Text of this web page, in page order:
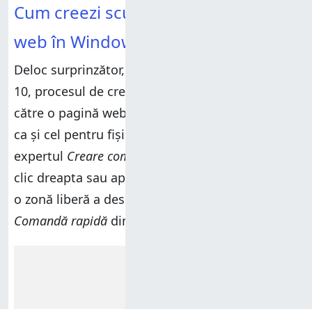
Cum creezi scurtături către pagini
web în Windows
Deloc surprinzător, în Windows 11 și Windows
10, procesul de creare a unei comenzi rapide
către o pagină web începe exact în același mod
ca și cel pentru fișiere și foldere. Deschide
expertul Creare comandă rapidă
clic dreapta sau apăsând și menținând apăsată
o zonă liberă a desktopului, apoi alegând
Comandă rapidă din meniul